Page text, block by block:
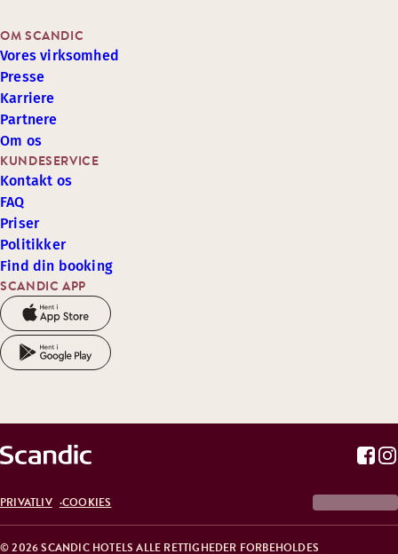
SCANDIC APP
KUNDESERVICE
Kontakt os
FAQ
Priser
Politikker
Find din booking
OM SCANDIC
Vores virksomhed
Presse
Karriere
Partnere
Om os
© 2026 SCANDIC HOTELS ALLE RETTIGHEDER FORBEHOLDES
PRIVATLIV COOKIES